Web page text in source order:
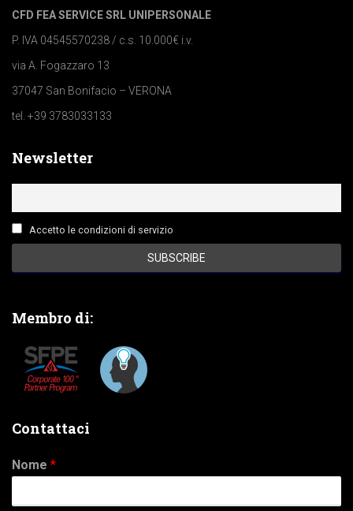
CFD FEA SERVICE SRL UNIPERSONALE
P. IVA 04545570238 / c.s. 10.000€ i.v.
via A. Fogazzaro 13
37047 San Bonifacio – VERONA
tel. +39 3783033133
Newsletter
Accetto le condizioni di servizio
Membro di:
Contattaci
Nome *